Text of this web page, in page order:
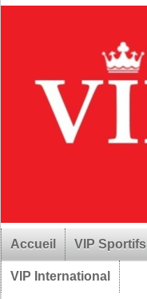
Accueil VIP Sportifs
VIP International